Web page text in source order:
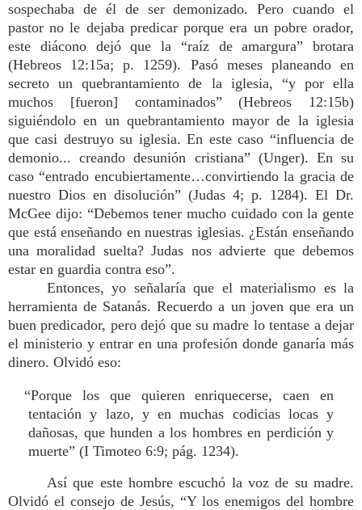
sospechaba de él de ser demonizado. Pero cuando el
pastor no le dejaba predicar porque era un pobre orador,
este diácono dejó que la “raíz de amargura” brotara
(Hebreos 12:15a; p. 1259). Pasó meses planeando en
secreto un quebrantamiento de la iglesia, “y por ella
muchos [fueron] contaminados” (Hebreos 12:15b)
siguiéndolo en un quebrantamiento mayor de la iglesia
que casi destruyo su iglesia. En este caso “influencia de
demonio... creando desunión cristiana” (Unger). En su
caso “entrado encubiertamente…convirtiendo la gracia de
nuestro Dios en disolución” (Judas 4; p. 1284). El Dr.
McGee dijo: “Debemos tener mucho cuidado con la gente
que está enseñando en nuestras iglesias. ¿Están enseñando
una moralidad suelta? Judas nos advierte que debemos
estar en guardia contra eso”.
Entonces, yo señalaría que el materialismo es la
herramienta de Satanás. Recuerdo a un joven que era un
buen predicador, pero dejó que su madre lo tentase a dejar
el ministerio y entrar en una profesión donde ganaría más
dinero. Olvidó eso:
“Porque los que quieren enriquecerse, caen en
tentación y lazo, y en muchas codicias locas y
dañosas, que hunden a los hombres en perdición y
muerte” (I Timoteo 6:9; pág. 1234).
Así que este hombre escuchó la voz de su madre.
Olvidó el consejo de Jesús, “Y los enemigos del hombre